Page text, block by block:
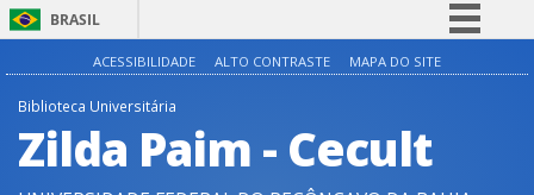
BRASIL
Simplifique!
Participe
Acesso à informação
ACESSIBILIDADE ALTO CONTRASTE MAPA DO SITE
Biblioteca Universitária
Zilda Paim - Cecult